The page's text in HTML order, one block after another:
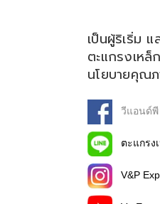
เป็นผู้ริเริ่ม
ตะแกรงเห
นโยบายคุณ
วีแอนด์พี
ตะแกรง
V&P